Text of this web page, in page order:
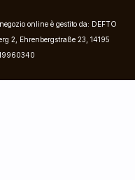
online è gestito da: DEFTO
2, Ehrenbergstraße 23, 14195